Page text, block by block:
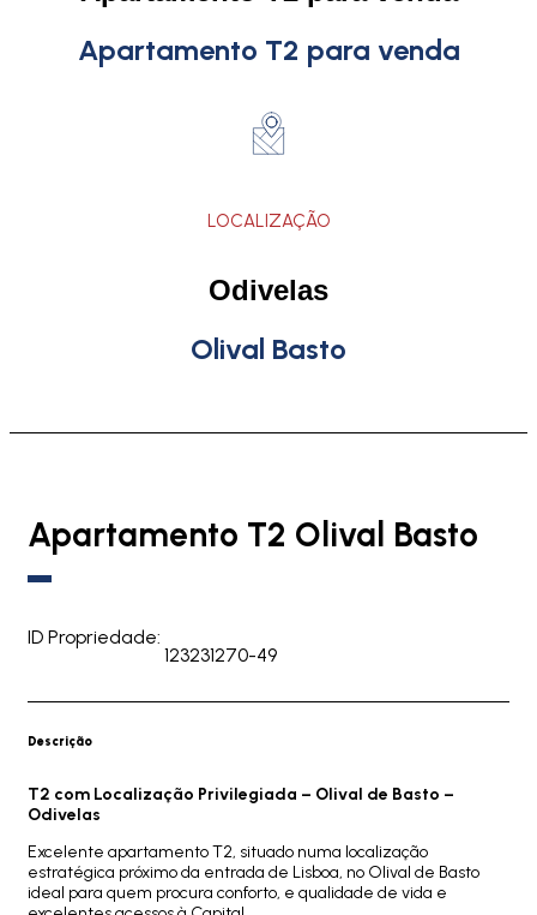
Apartamento T2 para venda
LOCALIZAÇÃO
Odivelas
Olival Basto
Apartamento T2 Olival Basto
ID Propriedade:
123231270-49
Descrição
T2 com Localização Privilegiada – Olival de Basto –
Odivelas
Excelente apartamento T2, situado numa localização
estratégica próximo da entrada de Lisboa, no Olival de Basto
ideal para quem procura conforto, e qualidade de vida e